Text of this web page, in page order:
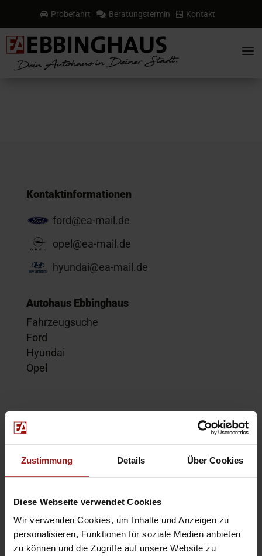
Zustimmung Details Über Cookies
Diese Webseite verwendet Cookies
Wir verwenden Cookies, um Inhalte und Anzeigen zu
personalisieren, Funktionen für soziale Medien anbieten
zu können und die Zugriffe auf unsere Website zu
 Probefahrt  Beratungstermin  Kontakt
a
Kontaktinformationen
ford@ea-mail.de
opel@ea-mail.de
hyundai@ea-mail.de
Autohaus Ebbinghaus
Fahrzeugsuche
Ford
Hyundai
Opel
Kontakt
Probefahrt
Service-Termin
EA Standorte
Ebbinghaus am Flughafen – Dortmund Sölde